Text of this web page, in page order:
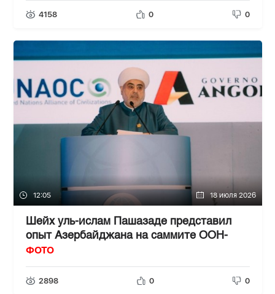
4158 0 0
12:05 18 июля 2026
Шейх уль-ислам Пашазаде представил
опыт Азербайджана на саммите ООН-
ФОТО
2898 0 0